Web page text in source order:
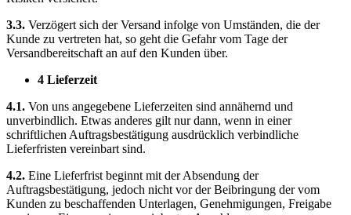
3.3. Verzögert sich der Versand infolge von Umständen, die der
Kunde zu vertreten hat, so geht die Gefahr vom Tage der
Versandbereitschaft an auf den Kunden über.
4 Lieferzeit
4.1. Von uns angegebene Lieferzeiten sind annähernd und
unverbindlich. Etwas anderes gilt nur dann, wenn in einer
schriftlichen Auftragsbestätigung ausdrücklich verbindliche
Lieferfristen vereinbart sind.
4.2. Eine Lieferfrist beginnt mit der Absendung der
Auftragsbestätigung, jedoch nicht vor der Beibringung der vom
Kunden zu beschaffenden Unterlagen, Genehmigungen, Freigabe